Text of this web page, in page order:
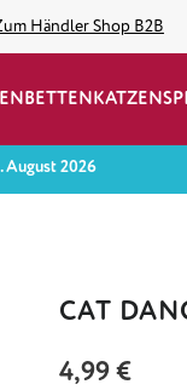
Händler Shop B2B
August 2026
CAT
Regulärer Preis:
4,99 €